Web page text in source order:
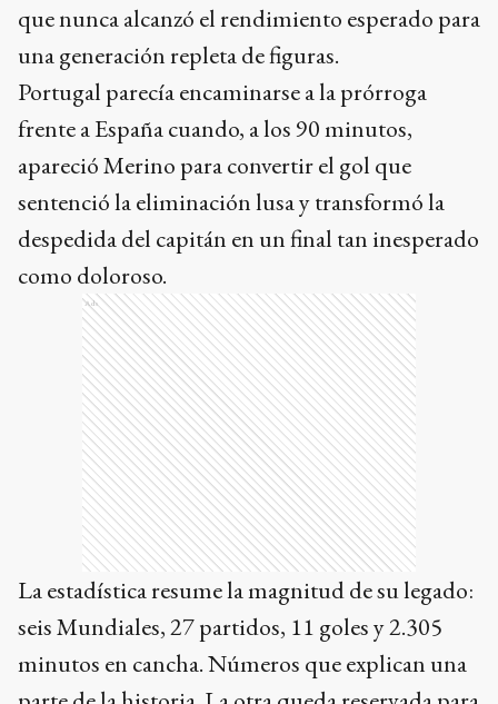
que nunca alcanzó el rendimiento esperado para
una generación repleta de figuras.
Portugal parecía encaminarse a la prórroga
frente a España cuando, a los 90 minutos,
apareció Merino para convertir el gol que
sentenció la eliminación lusa y transformó la
despedida del capitán en un final tan inesperado
como doloroso.
Ads
La estadística resume la magnitud de su legado:
seis Mundiales, 27 partidos, 11 goles y 2.305
minutos en cancha. Números que explican una